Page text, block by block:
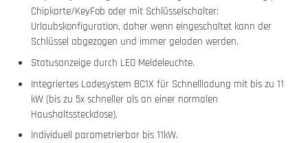
Chipkarte/KeyFob oder mit Schlüsselschalter:
Urlaubskonfiguration, daher wenn eingeschaltet kann der
Schlüssel abgezogen und immer geladen werden.
Statusanzeige durch LED Meldeleuchte.
Integriertes Ladesystem BC1X für Schnellladung mit bis zu 11
kW (bis zu 5x schneller als an einer normalen
Haushaltssteckdose).
Individuell parametrierbar bis 11kW.